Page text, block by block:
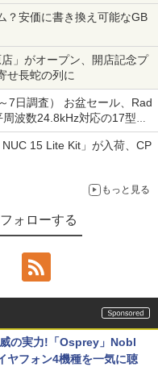
？安価に書き換え可能なGB
」がオープン、開店記念プ
せ長蛇の列に
7日調査） お盆セール、Rad
波数24.8kHz対応の17型モ
ル ほか
15 Lite Kit」が入荷、CP
もっと見る
ォローする
の実力!「Osprey」Nobl
ヤフォン4機種を一気に聴